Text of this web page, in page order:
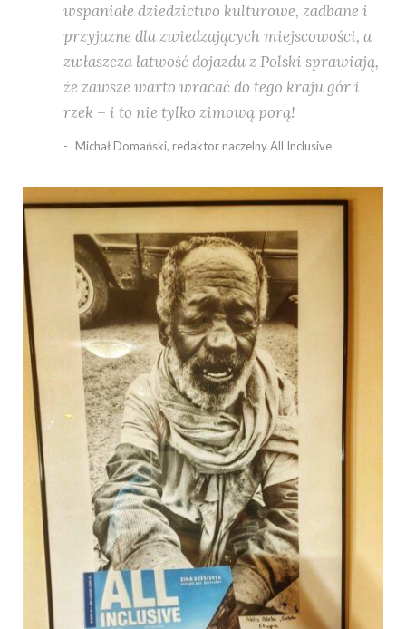
wspaniałe dziedzictwo kulturowe, zadbane i
przyjazne dla zwiedzających miejscowości, a
zwłaszcza łatwość dojazdu z Polski sprawiają,
że zawsze warto wracać do tego kraju gór i
rzek – i to nie tylko zimową porą!
Michał Domański, redaktor naczelny All Inclusive